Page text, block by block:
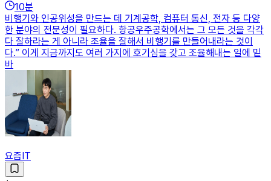
10분
비행기와 인공위성을 만드는 데 기계공학, 컴퓨터 통신, 전자 등 다양
한 분야의 전문성이 필요하다. 항공우주공학에서는 그 모든 것을 각각
다 잘하라는 게 아니라 조율을 잘해서 비행기를 만들어내라는 것이
다.” 이게 지금까지도 여러 가지에 호기심을 갖고 조율해내는 일에 밑
바
요즘IT